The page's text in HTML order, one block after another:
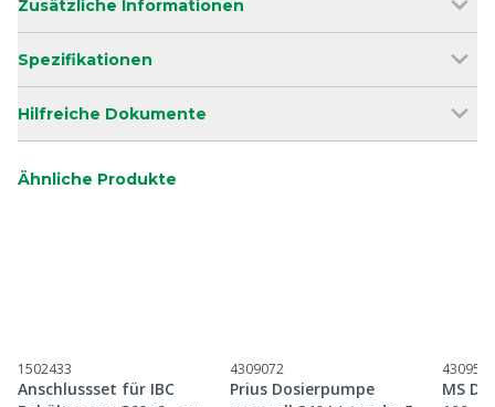
Zusätzliche Informationen
Spezifikationen
Hilfreiche Dokumente
Ähnliche Produkte
1502433
Anschlussset für IBC
4309072
Prius Dosierpumpe
4309543
MS